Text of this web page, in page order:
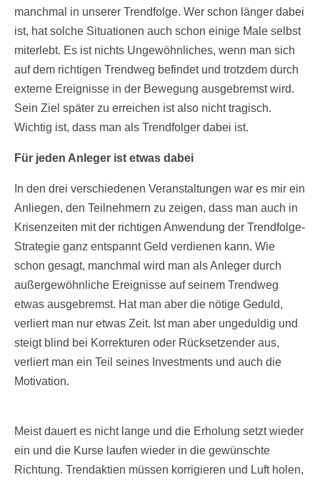
manchmal in unserer Trendfolge. Wer schon länger dabei
ist, hat solche Situationen auch schon einige Male selbst
miterlebt. Es ist nichts Ungewöhnliches, wenn man sich
auf dem richtigen Trendweg befindet und trotzdem durch
externe Ereignisse in der Bewegung ausgebremst wird.
Sein Ziel später zu erreichen ist also nicht tragisch.
Wichtig ist, dass man als Trendfolger dabei ist.
Für jeden Anleger ist etwas dabei
In den drei verschiedenen Veranstaltungen war es mir ein
Anliegen, den Teilnehmern zu zeigen, dass man auch in
Krisenzeiten mit der richtigen Anwendung der Trendfolge-
Strategie ganz entspannt Geld verdienen kann. Wie
schon gesagt, manchmal wird man als Anleger durch
außergewöhnliche Ereignisse auf seinem Trendweg
etwas ausgebremst. Hat man aber die nötige Geduld,
verliert man nur etwas Zeit. Ist man aber ungeduldig und
steigt blind bei Korrekturen oder Rücksetzender aus,
verliert man ein Teil seines Investments und auch die
Motivation.
Meist dauert es nicht lange und die Erholung setzt wieder
ein und die Kurse laufen wieder in die gewünschte
Richtung. Trendaktien müssen korrigieren und Luft holen,